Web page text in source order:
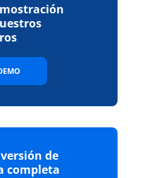
de
completa